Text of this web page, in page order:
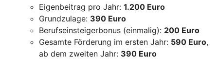
Eigenbeitrag pro Jahr: 1.200 Euro
Grundzulage: 390 Euro
Berufseinsteigerbonus (einmalig): 200 Euro
Gesamte Förderung im ersten Jahr: 590 Euro,
ab dem zweiten Jahr: 390 Euro